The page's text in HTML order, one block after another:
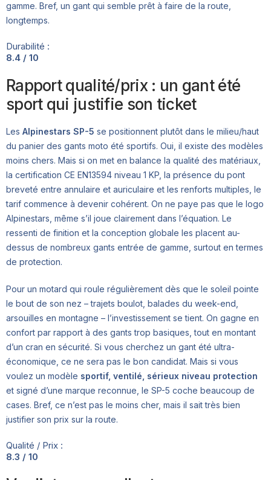
gamme. Bref, un gant qui semble prêt à faire de la route,
longtemps.
Durabilité :
8.4 / 10
Rapport qualité/prix : un gant été
sport qui justifie son ticket
Les Alpinestars SP-5 se positionnent plutôt dans le milieu/haut
du panier des gants moto été sportifs. Oui, il existe des modèles
moins chers. Mais si on met en balance la qualité des matériaux,
la certification CE EN13594 niveau 1 KP, la présence du pont
breveté entre annulaire et auriculaire et les renforts multiples, le
tarif commence à devenir cohérent. On ne paye pas que le logo
Alpinestars, même s’il joue clairement dans l’équation. Le
ressenti de finition et la conception globale les placent au-
dessus de nombreux gants entrée de gamme, surtout en termes
de protection.
Pour un motard qui roule régulièrement dès que le soleil pointe
le bout de son nez – trajets boulot, balades du week-end,
arsouilles en montagne – l’investissement se tient. On gagne en
confort par rapport à des gants trop basiques, tout en montant
d’un cran en sécurité. Si vous cherchez un gant été ultra-
économique, ce ne sera pas le bon candidat. Mais si vous
voulez un modèle sportif, ventilé, sérieux niveau protection
et signé d’une marque reconnue, le SP-5 coche beaucoup de
cases. Bref, ce n’est pas le moins cher, mais il sait très bien
justifier son prix sur la route.
Qualité / Prix :
8.3 / 10